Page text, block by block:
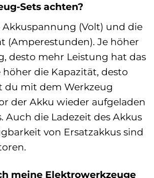
Sets achten?
(Volt) und die
(Amperestunden). Je höher
desto mehr Leistung hat das
höher die Kapazität, desto
du mit dem Werkzeug
der Akku wieder aufgeladen
Auch die Ladezeit des Akkus
von Ersatzakkus sind
meine Elektrowerkzeuge